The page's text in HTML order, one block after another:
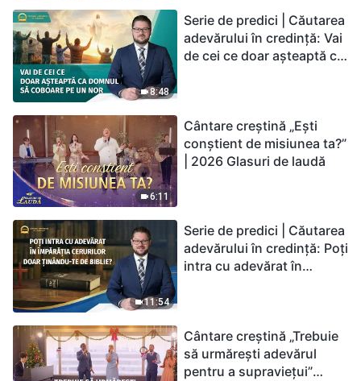
8:48
Serie de predici | Căutarea
adevărului în credință: Vai
de cei ce doar așteaptă ca
6:11
Cântare creștină „Ești
conștient de misiunea ta?”
| 2026 Glasuri de laudă
11:54
Serie de predici | Căutarea
adevărului în credință: Poți
intra cu adevărat în
Cântare creștină „Trebuie
să urmărești adevărul
pentru a supraviețui”